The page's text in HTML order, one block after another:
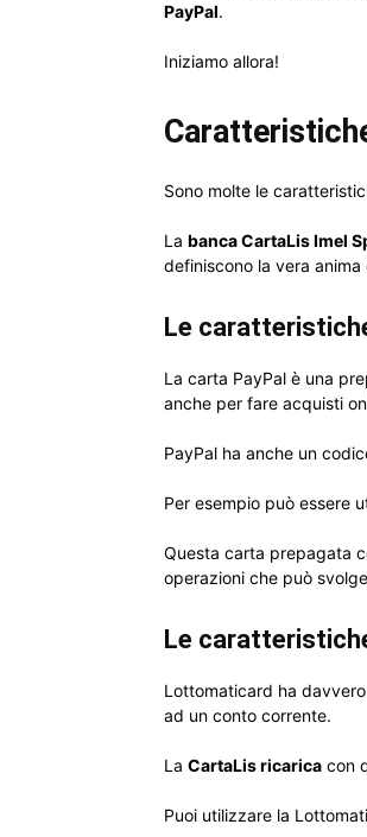
PayPal.
Iniziamo allora!
Sono molte le
La banca CartaLis Imel
definiscono la vera
Le
La carta PayPal è una
anche per fare acquisti
PayPal ha anche un
Per esempio può essere
Questa carta prepagata
operazioni che può
Le
Lottomaticard ha
ad un conto corrente.
La CartaLis ricarica con
Puoi utilizzare la